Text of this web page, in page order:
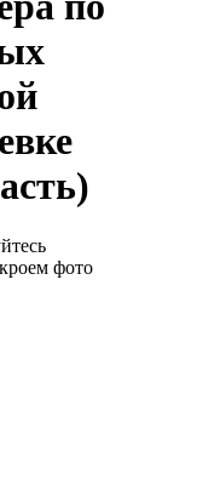
фото